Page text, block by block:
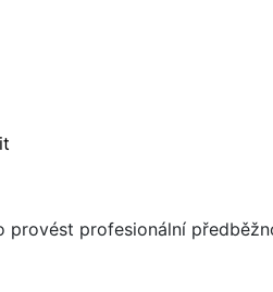
provést profesionální